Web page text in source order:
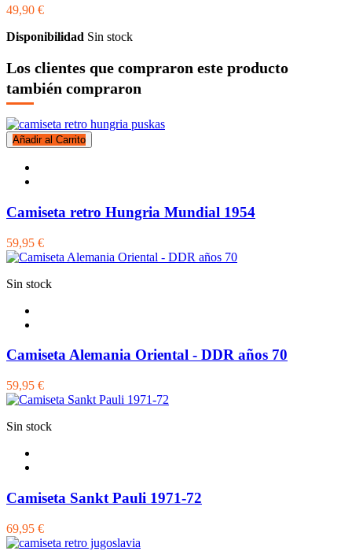
49,90 €
Disponibilidad Sin stock
Los clientes que compraron este producto
también compraron
Añadir al Carrito
Camiseta retro Hungria Mundial 1954
59,95 €
Sin stock
Camiseta Alemania Oriental - DDR años 70
59,95 €
Sin stock
Camiseta Sankt Pauli 1971-72
69,95 €